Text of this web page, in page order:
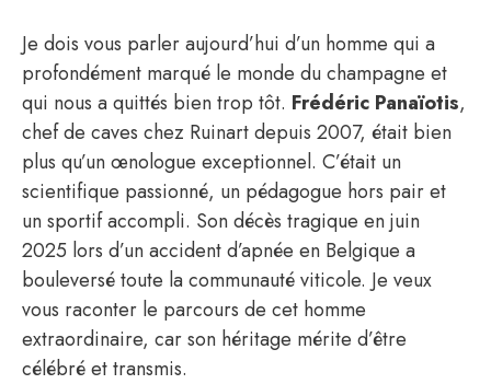
Je dois vous parler aujourd’hui d’un homme qui a
profondément marqué le monde du champagne et
qui nous a quittés bien trop tôt. Frédéric Panaïotis,
chef de caves chez Ruinart depuis 2007, était bien
plus qu’un œnologue exceptionnel. C’était un
scientifique passionné, un pédagogue hors pair et
un sportif accompli. Son décès tragique en juin
2025 lors d’un accident d’apnée en Belgique a
bouleversé toute la communauté viticole. Je veux
vous raconter le parcours de cet homme
extraordinaire, car son héritage mérite d’être
célébré et transmis.